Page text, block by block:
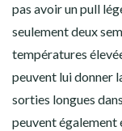
pas avoir un pull
seulement deux
températures
peuvent lui donner
sorties longues
peuvent également